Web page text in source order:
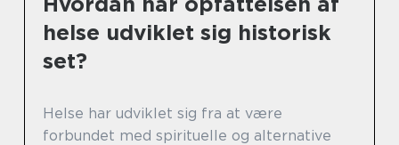
helse udviklet sig historisk
set?
Helse har udviklet sig fra at være
forbundet med spirituelle og alternative